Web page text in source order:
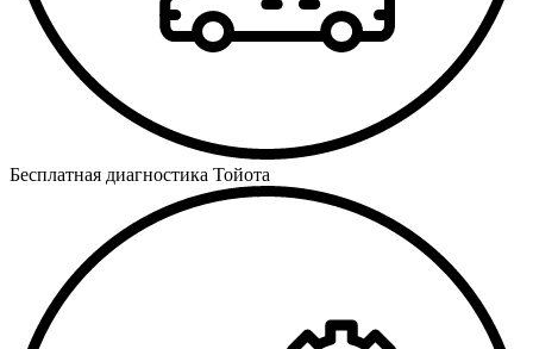
Бесплатная диагностика Тойота